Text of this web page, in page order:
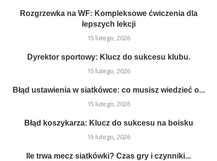
Rozgrzewka na WF: Kompleksowe ćwiczenia dla
lepszych lekcji
15 lutego, 2026
Dyrektor sportowy: Klucz do sukcesu klubu.
15 lutego, 2026
Błąd ustawienia w siatkówce: co musisz wiedzieć o...
15 lutego, 2026
Błąd koszykarza: Klucz do sukcesu na boisku
15 lutego, 2026
Ile trwa mecz siatkówki? Czas gry i czynniki...